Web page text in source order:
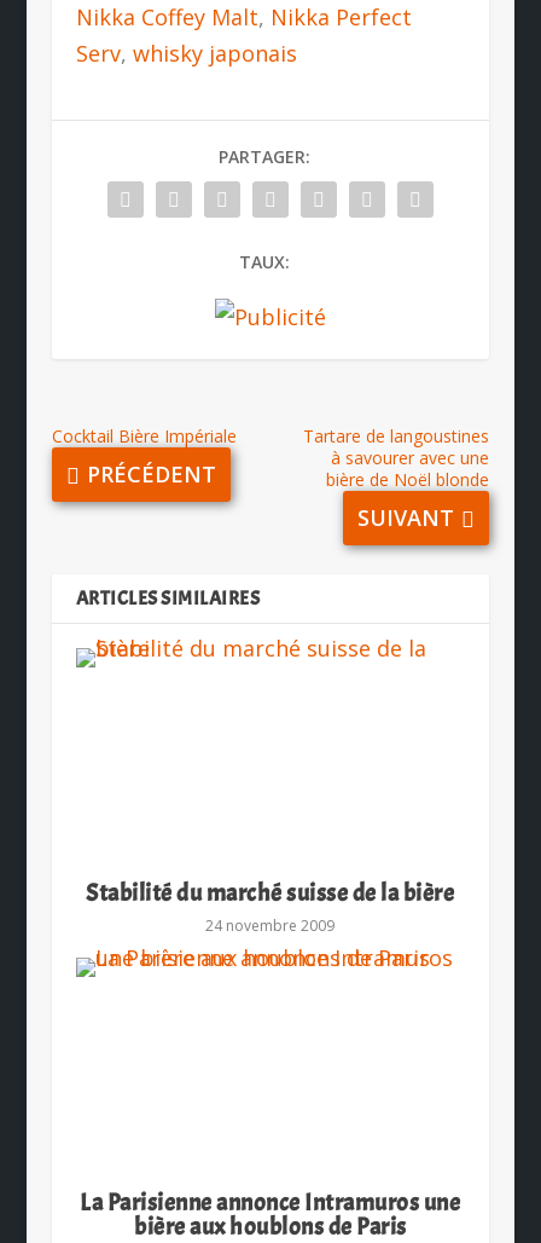
Nikka Coffey Malt, Nikka Perfect
Serv, whisky japonais
PARTAGER:
TAUX:
Cocktail Bière Impériale
PRÉCÉDENT
Tartare de langoustines
à savourer avec une
bière de Noël blonde
SUIVANT
ARTICLES SIMILAIRES
Stabilité du marché suisse de la bière
24 novembre 2009
La Parisienne annonce Intramuros une
bière aux houblons de Paris